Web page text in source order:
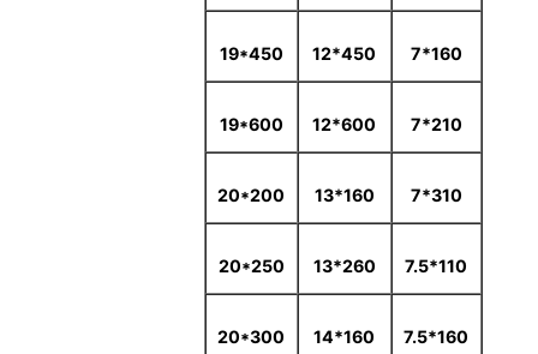
160*7
450*12
19*450
210*7
600*12
19*600
310*7
160*13
20*200
110*7.5
260*13
20*250
160*7.5
160*14
20*300